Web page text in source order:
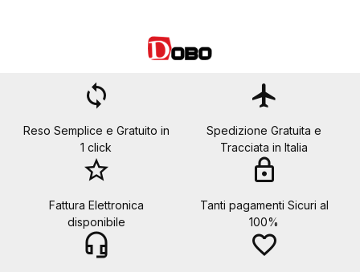
loop
Reso Semplice e Gratuito in
1 click
flight
Spedizione Gratuita e
Tracciata in Italia
star_border
Fattura Elettronica
disponibile
lock
Tanti pagamenti Sicuri al
100%
headset_mic favorite_border